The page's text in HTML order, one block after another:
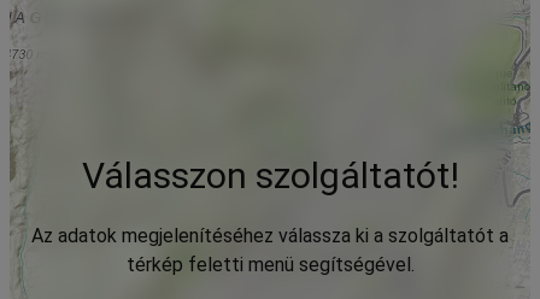
Válasszon szolgáltatót!
Az adatok megjelenítéséhez válassza ki a szolgáltatót a
térkép feletti menü segítségével.